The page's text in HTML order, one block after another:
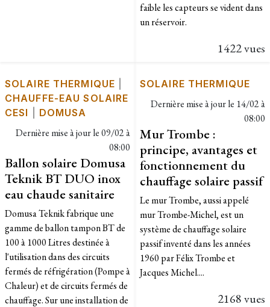
faible les capteurs se vident dans
un réservoir.
1422 vues
SOLAIRE THERMIQUE
CHAUFFE-EAU SOLAIRE
CESI
DOMUSA
Dernière mise à jour le09/02 à
08:00
Ballon solaire Domusa
Teknik BT DUO inox
eau chaude sanitaire
Domusa Teknik fabrique une
gamme de ballon tampon BT de
100 à 1000 Litres destinée à
l'utilisation dans des circuits
fermés de réfrigération (Pompe à
Chaleur) et de circuits fermés de
chauffage. Sur une installation de
SOLAIRE THERMIQUE
Dernière mise à jour le 14/02 à
08:00
Mur Trombe :
principe, avantages et
fonctionnement du
chauffage solaire passif
Le mur Trombe, aussi appelé
mur Trombe-Michel, est un
système de chauffage solaire
passif inventé dans les années
1960 par Félix Trombe et
Jacques Michel....
2168 vues